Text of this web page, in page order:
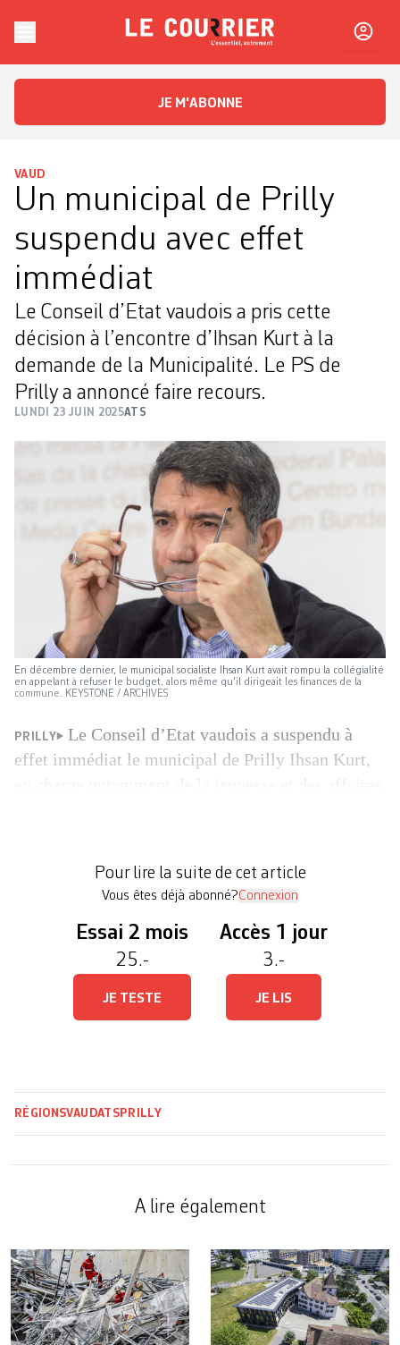
Le CourrierL'essentiel, autrement
JE M'ABONNE
VAUD
Un municipal de Prilly
suspendu avec effet
immédiat
Le Conseil d’Etat vaudois a pris cette
décision à l’encontre d’Ihsan Kurt à la
demande de la Municipalité. Le PS de
Prilly a annoncé faire recours.
LUNDI 23 JUIN 2025ATS
En décembre dernier, le municipal socialiste Ihsan Kurt avait rompu la collégialité
en appelant à refuser le budget, alors même qu'il dirigeait les finances de la
commune. KEYSTONE / ARCHIVES
PRILLY
Le Conseil d’Etat vaudois a suspendu à
effet immédiat le municipal de Prilly Ihsan Kurt,
ne sont pas admissibles, ainsi qu’à […]
Pour lire la suite de cet article
Vous êtes déjà abonné?Connexion
Essai 2 mois
25.-
JE TESTE
Accès 1 jour
3.-
JE LIS
RÉGIONSVAUDATSPRILLY
A lire également